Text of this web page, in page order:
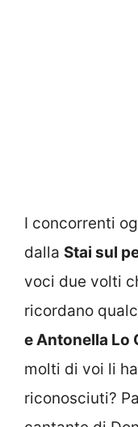
I concorrenti
dalla Stai sul
voci due volti
ricordano
e Antonella Lo
molti di voi li
riconosciuti?